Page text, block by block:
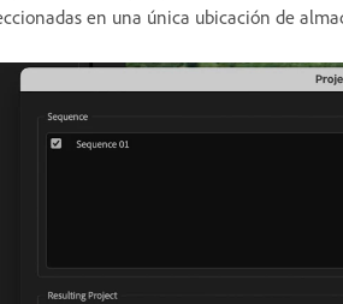
en una única ubicación de